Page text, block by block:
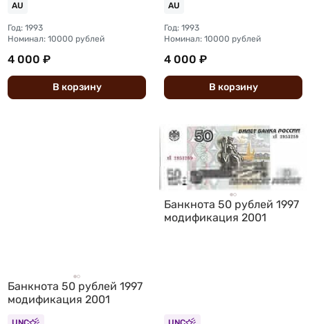
AU
Год: 1993
Номинал: 10000 рублей
4 000 ₽
В корзину
AU
Год: 1993
Номинал: 10000 рублей
4 000 ₽
В корзину
Банкнота 50 рублей 1997
модификация 2001
Банкнота 50 рублей 1997
модификация 2001